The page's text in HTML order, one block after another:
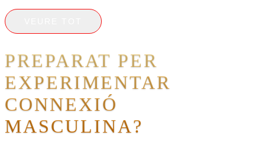
PREPARAT PER
EXPERIMENTAR
CONNEXIÓ
MASCULINA?